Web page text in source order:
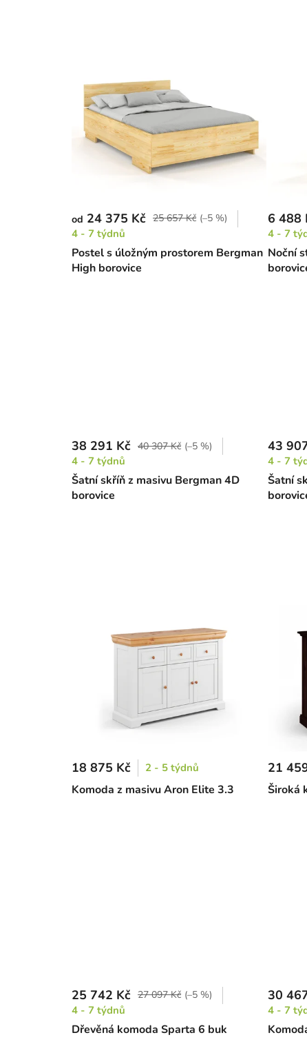
Postel s úložným prostorem Bergman
High borovice
od 24 375 Kč 25 657 Kč (–5 %)
4 - 7 týdnů
Noční
6 488
4 - 7
Šatní skříň z masivu Bergman 4D
borovice
38 291 Kč 40 307 Kč (–5 %)
4 - 7 týdnů
Šatní
43
4 - 7
Komoda z masivu Aron Elite 3.3
18 875 Kč 2 - 5 týdnů
Široká
21
Dřevěná komoda Sparta 6 buk
25 742 Kč 27 097 Kč (–5 %)
4 - 7 týdnů
30
4 - 7